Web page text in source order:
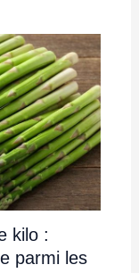
kilo :
parmi les